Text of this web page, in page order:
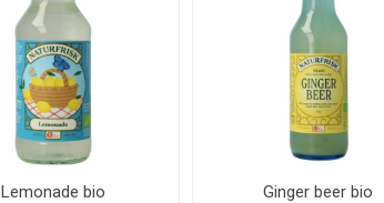
Lemonade bio Ginger beer bio